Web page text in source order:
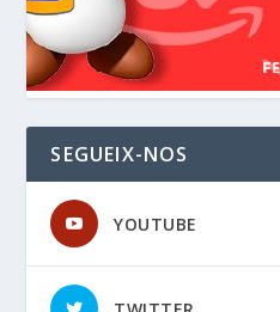
SEGUEIX-NOS
YOUTUBE